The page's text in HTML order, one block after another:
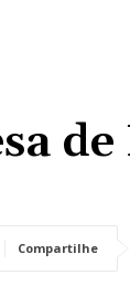
de
Compartilhe